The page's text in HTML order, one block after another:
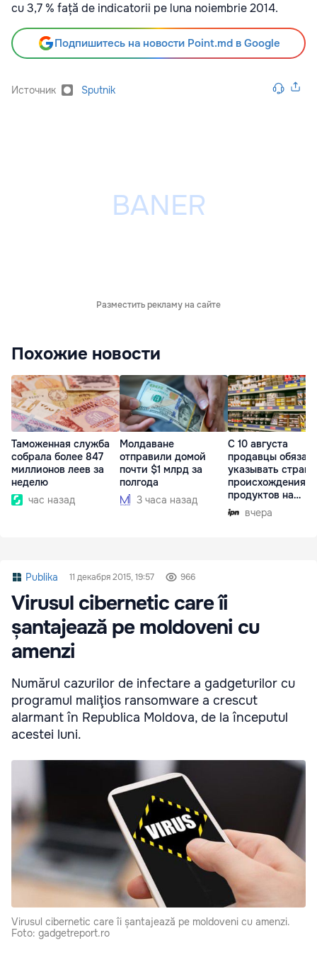
cu 3,7 % față de indicatorii pe luna noiembrie 2014.
Подпишитесь на новости Point.md в Google
Источник Sputnik
Разместить рекламу на сайте
Похожие новости
Таможенная служба
собрала более 847
миллионов леев за
неделю
час назад
Молдаване
отправили домой
почти $1 млрд за
полгода
3 часа назад
С 10 августа
продавцы
указывать страну
происхождения
продуктов на
ценниках
вчера
Publika 11 декабря 2015, 19:57 966
Virusul cibernetic care îi
șantajează pe moldoveni cu
amenzi
Numărul cazurilor de infectare a gadgeturilor cu
programul maliţios ransomware a crescut
alarmant în Republica Moldova, de la începutul
acestei luni.
Virusul cibernetic care îi șantajează pe moldoveni cu amenzi.
Foto: gadgetreport.ro